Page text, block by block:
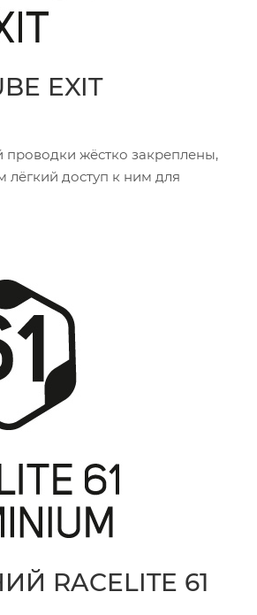
EXIT
проводки жёстко закреплены,
лёгкий доступ к ним для
RACELITE 61